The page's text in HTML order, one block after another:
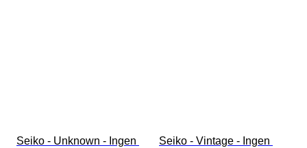
Seiko - Unknown - Ingen
Seiko - Vintage - Ingen